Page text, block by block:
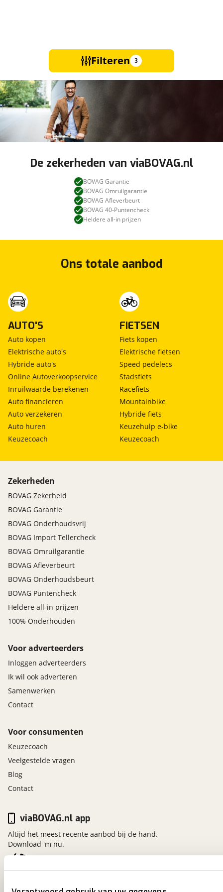
Filteren 3
De zekerheden van viaBOVAG.nl
BOVAG Garantie
BOVAG Omruilgarantie
BOVAG Afleverbeurt
BOVAG 40-Puntencheck
Heldere all-in prijzen
Ons totale aanbod
AUTO'S
Auto kopen
Elektrische auto's
Hybride auto's
Online Autoverkoopservice
Inruilwaarde berekenen
Auto financieren
Auto verzekeren
Auto huren
Keuzecoach
FIETSEN
Fiets kopen
Elektrische fietsen
Speed pedelecs
Stadsfiets
Racefiets
Mountainbike
Hybride fiets
Keuzehulp e-bike
Keuzecoach
Zekerheden
BOVAG Zekerheid
BOVAG Garantie
BOVAG Onderhoudsvrij
BOVAG Import Tellercheck
BOVAG Omruilgarantie
BOVAG Afleverbeurt
BOVAG Onderhoudsbeurt
BOVAG Puntencheck
Heldere all-in prijzen
100% Onderhouden
Voor adverteerders
Inloggen adverteerders
Ik wil ook adverteren
Samenwerken
Contact
Voor consumenten
Keuzecoach
Veelgestelde vragen
Blog
Contact
viaBOVAG.nl app
Altijd het meest recente aanbod bij de hand.
Download 'm nu.